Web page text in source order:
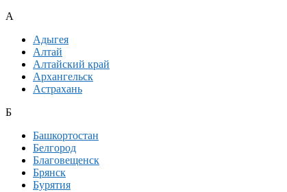
А
Адыгея
Алтай
Алтайский край
Архангельск
Астрахань
Б
Башкортостан
Белгород
Благовещенск
Брянск
Бурятия